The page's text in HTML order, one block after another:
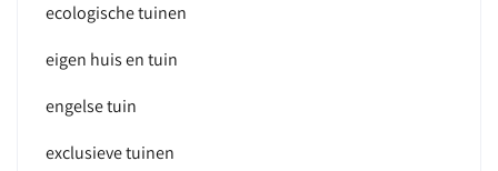
ecologische tuinen
eigen huis en tuin
engelse tuin
exclusieve tuinen